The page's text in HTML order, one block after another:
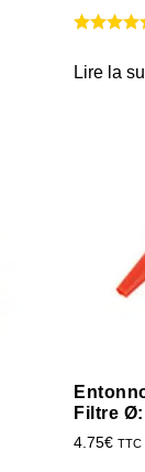
Lire la
Filtre
4.75€ TTC